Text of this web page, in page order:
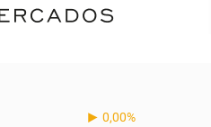
0,00%